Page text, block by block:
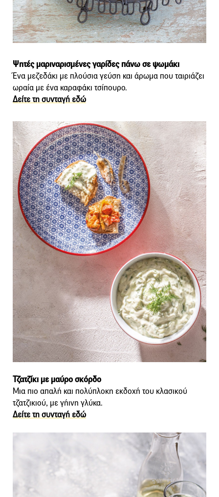
Ψητές μαριναρισμένες γαρίδες πάνω σε ψωμάκι
Ένα μεζεδάκι με πλούσια γεύση και άρωμα που ταιριάζει
ωραία με ένα καραφάκι τσίπουρο.
Δείτε τη συνταγή εδώ
Τζατζίκι με μαύρο σκόρδο
Μια πιο απαλή και πολύπλοκη εκδοχή του κλασικού
τζατζικιού, με γήινη γλύκα.
Δείτε τη συνταγή εδώ